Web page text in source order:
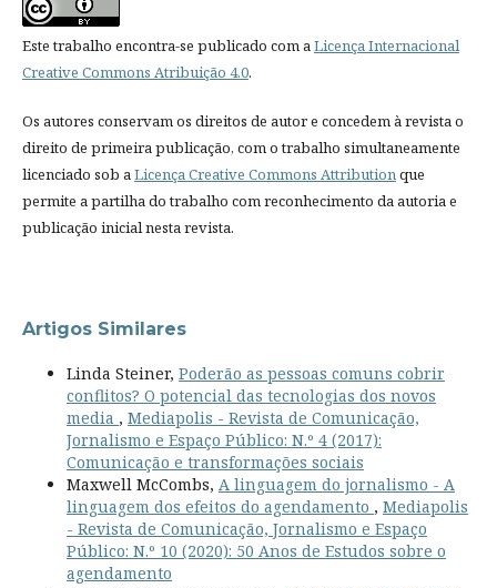
Este trabalho encontra-se publicado com aLicença Internacional
Creative Commons Atribuição 4.0.
Os autores conservam os direitos de autor e concedem à revista o
direito de primeira publicação, com o trabalho simultaneamente
licenciado sob aLicença Creative Commons Attributionque
permite a partilha do trabalho com reconhecimento da autoria e
publicação inicial nesta revista.
Artigos Similares
Linda Steiner, Poderão as pessoas comuns cobrir
conflitos? O potencial das tecnologias dos novos
media , Mediapolis - Revista de Comunicação,
Jornalismo e Espaço Público: N.º 4 (2017):
Comunicação e transformações sociais
Maxwell McCombs, A linguagem do jornalismo - A
linguagem dos efeitos do agendamento , Mediapolis
- Revista de Comunicação, Jornalismo e Espaço
Público: N.º 10 (2020): 50 Anos de Estudos sobre o
agendamento